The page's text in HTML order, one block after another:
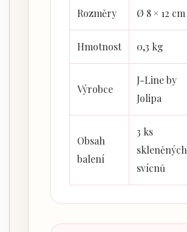
Rozměry Ø 8 × 12 cm
Hmotnost 0,3 kg
Výrobce
J-Line by
Jolipa
Obsah
balení
3 ks
skleněných
svícnů